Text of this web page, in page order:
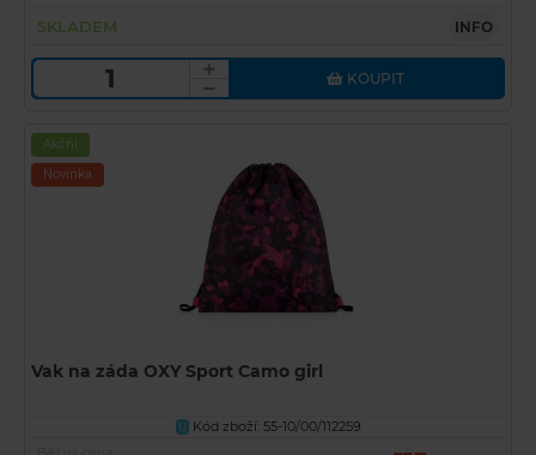
SKLADEM INFO
KOUPIT
Akční
Novinka
Vak na záda OXY Sport Camo girl
U Kód zboží: 55-10/00/112259